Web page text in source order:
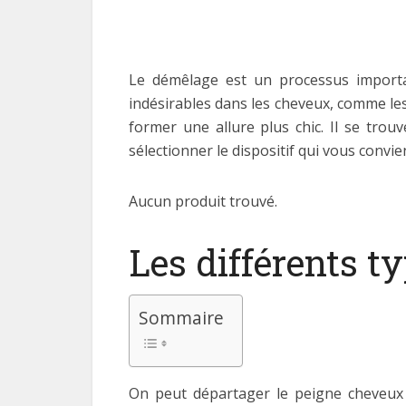
Le démêlage est un processus
indésirables dans les cheveux, comme
former une allure plus chic. Il se
sélectionner le dispositif qui vous
Aucun produit trouvé.
Les différents
Sommaire
On peut départager le peigne